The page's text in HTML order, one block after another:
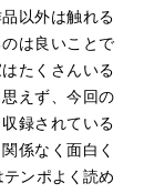
以外は触れる
は良いことで
たくさんいる
えず、今回の
録されている
係なく面白く
ンポよく読め